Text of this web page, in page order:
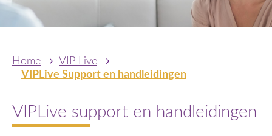
Home
VIP Live
VIPLive Support en handleidingen
VIPLive support en handleidingen